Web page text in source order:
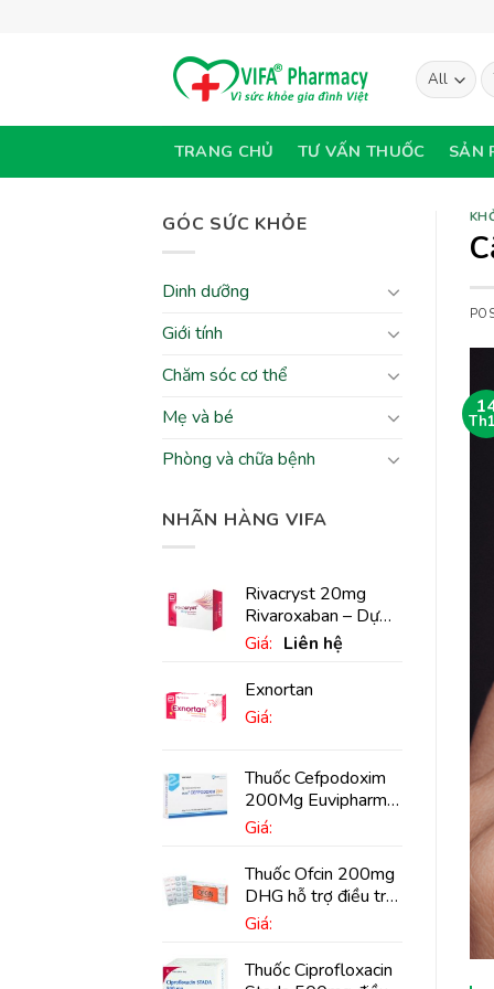
TRANG CHỦ TƯ VẤN THUỐC SẢN
GÓC SỨC KHỎE
Dinh dưỡng
Giới tính
Chăm sóc cơ thể
Mẹ và bé
Phòng và chữa bệnh
NHÃN HÀNG VIFA
Rivacryst 20mg
Rivaroxaban – Dự
phòng đột quỵ,
huyết khối tĩnh mạch
Giá: Liên hệ
Exnortan
Giá:
Thuốc Cefpodoxim
200Mg Euvipharm
điều trị nhiễm khuẩn
Giá:
Thuốc Ofcin 200mg
DHG hỗ trợ điều trị
viêm phế quản nặng
Giá:
Thuốc Ciprofloxacin